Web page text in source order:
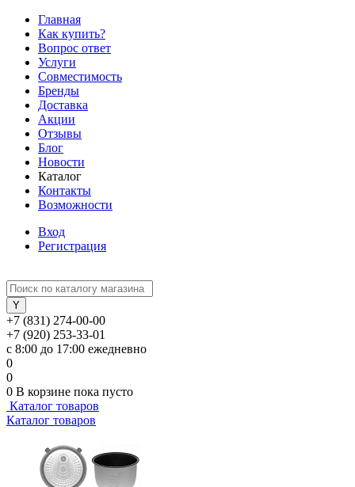
Главная
Как купить?
Вопрос ответ
Услуги
Совместимость
Бренды
Доставка
Акции
Отзывы
Блог
Новости
Каталог
Контакты
Возможности
Вход
Регистрация
+7 (831) 274-00-00
+7 (920) 253-33-01
с 8:00 до 17:00 ежедневно
0
0
0 В корзине пока пусто
Каталог товаров
Каталог товаров